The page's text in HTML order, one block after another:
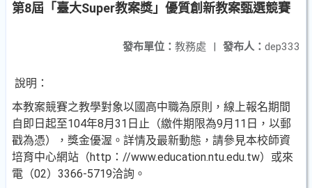
第8屆「臺大Super教案獎」優質創新教案甄選競賽
發布人： dep333
發布單位： 教務處 |
說明：
本教案競賽之教學對象以國高中職為原則，線上報名期間
自即日起至104年8月31日止（繳件期限為9月11日，以郵
戳為憑），獎金優渥。詳情及最新動態，請參見本校師資
培育中心網站（http：//www.education.ntu.edu.tw）或來
電（02）3366-5719洽詢。